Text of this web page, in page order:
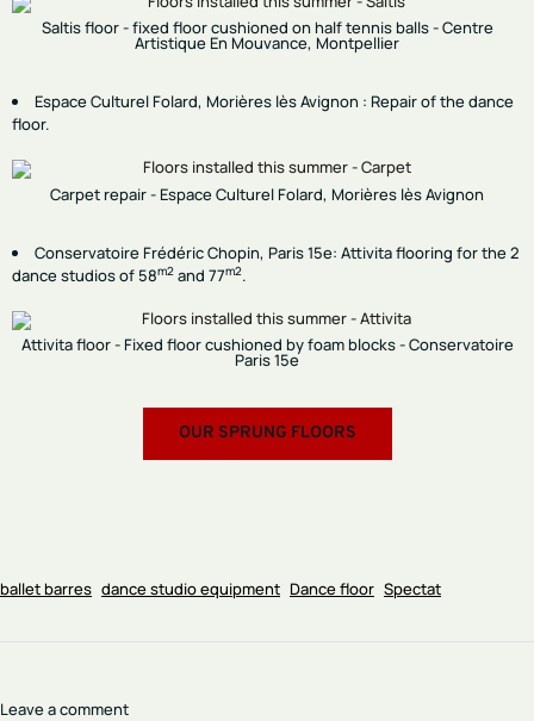
Saltis floor - fixed floor cushioned on half tennis balls - Centre
Artistique En Mouvance, Montpellier
Espace Culturel Folard, Morières lès Avignon : Repair of the dance
floor.
Carpet repair - Espace Culturel Folard, Morières lès Avignon
Conservatoire Frédéric Chopin, Paris 15e: Attivita flooring for the 2
dance studios of 58m2 and 77m2.
Attivita floor - Fixed floor cushioned by foam blocks - Conservatoire
Paris 15e
OUR SPRUNG FLOORS
ballet barres dance studio equipment Dance floor Spectat
Leave a comment